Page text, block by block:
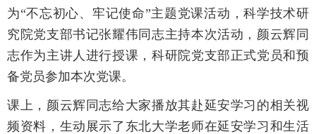
为“不忘初心、牢记使命”主题党课活动，科学技术研
究院党支部书记张耀伟同志主持本次活动，颜云辉同
志作为主讲人进行授课，科研院党支部正式党员和预
备党员参加本次党课。
课上，颜云辉同志给大家播放其赴延安学习的相关视
频资料，生动展示了东北大学老师在延安学习和生活